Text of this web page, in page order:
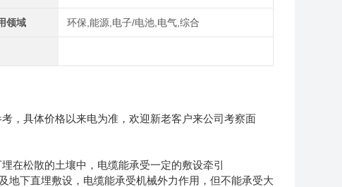
领域 环保,能源,电子/电池,电气,综合
，具体价格以来电为准，欢迎新老客户来公司考察面
在松散的土壤中，电缆能承受一定的敷设牵引
地下直埋敷设，电缆能承受机械外力作用，但不能承受大